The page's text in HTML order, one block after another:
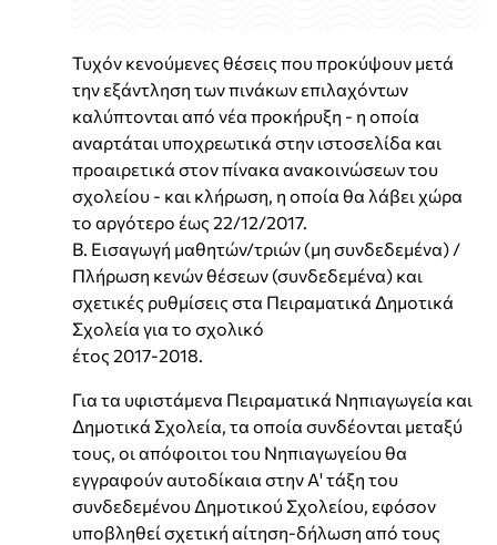
Τυχόν κενούμενες θέσεις που προκύψουν μετά
την εξάντληση των πινάκων επιλαχόντων
καλύπτονται από νέα προκήρυξη - η οποία
αναρτάται υποχρεωτικά στην ιστοσελίδα και
προαιρετικά στον πίνακα ανακοινώσεων του
σχολείου - και κλήρωση, η οποία θα λάβει χώρα
το αργότερο έως 22/12/2017.
Β. Εισαγωγή μαθητών/τριών (μη συνδεδεμένα) /
Πλήρωση κενών θέσεων (συνδεδεμένα) και
σχετικές ρυθμίσεις στα Πειραματικά Δημοτικά
Σχολεία για το σχολικό
έτος 2017-2018.
Για τα υφιστάμενα Πειραματικά Νηπιαγωγεία και
Δημοτικά Σχολεία, τα οποία συνδέονται μεταξύ
τους, οι απόφοιτοι του Νηπιαγωγείου θα
εγγραφούν αυτοδίκαια στην Α' τάξη του
συνδεδεμένου Δημοτικού Σχολείου, εφόσον
υποβληθεί σχετική αίτηση-δήλωση από τους